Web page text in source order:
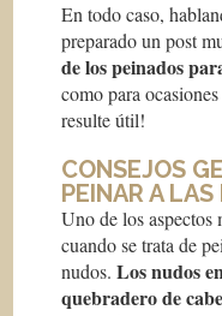
En todo caso,
preparado un post
de los peinados
como para
resulte útil!
CONSEJOS
PEINAR A LAS
Uno de los aspectos
cuando se trata de
nudos.Los nudos
quebradero de